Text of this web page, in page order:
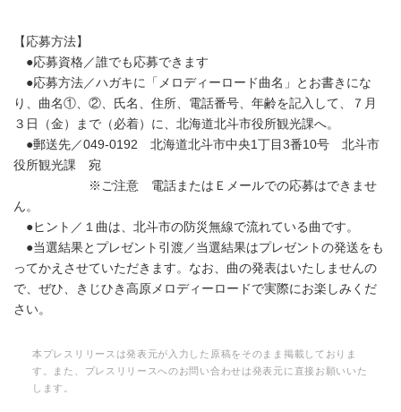
【応募方法】
●応募資格／誰でも応募できます
●応募方法／ハガキに「メロディーロード曲名」とお書きにな
り、曲名①、②、氏名、住所、電話番号、年齢を記入して、７月
３日（金）まで（必着）に、北海道北斗市役所観光課へ。
●郵送先／049-0192 北海道北斗市中央1丁目3番10号 北斗市
役所観光課 宛
※ご注意 電話またはＥメールでの応募はできませ
ん。
●ヒント／１曲は、北斗市の防災無線で流れている曲です。
●当選結果とプレゼント引渡／当選結果はプレゼントの発送をも
ってかえさせていただきます。なお、曲の発表はいたしませんの
で、ぜひ、きじひき高原メロディーロードで実際にお楽しみくだ
さい。
本プレスリリースは発表元が入力した原稿をそのまま掲載しておりま
す。また、プレスリリースへのお問い合わせは発表元に直接お願いいた
します。